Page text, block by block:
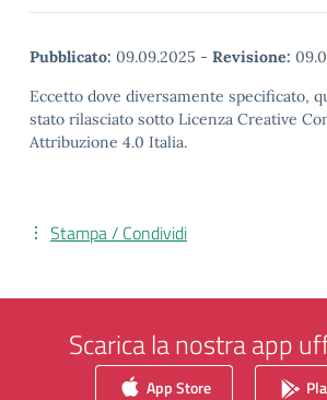
Pubblicato: 09.09.2025 - Revisione:
Eccetto dove diversamente specificato,
stato rilasciato sotto Licenza Creative
Attribuzione 4.0 Italia.
Stampa / Condividi
Scarica la nostra app
App Store